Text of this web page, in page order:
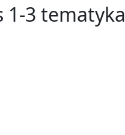
1-3 tematyka